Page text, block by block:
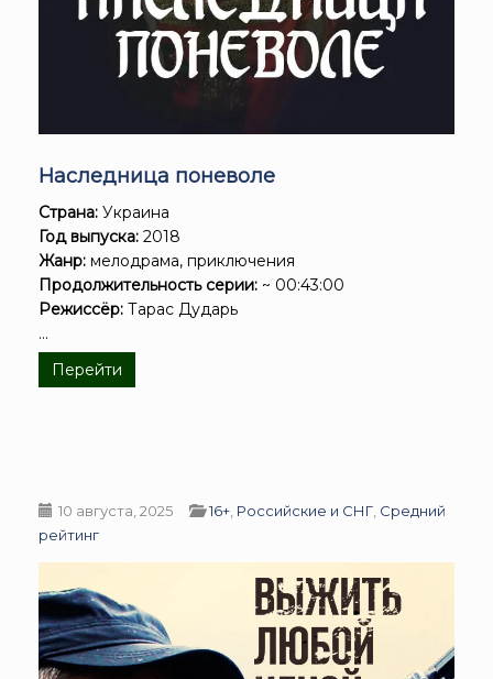
Наследница поневоле
Страна: Украина
Год выпуска: 2018
Жанр: мелодрама, приключения
Продолжительность серии: ~ 00:43:00
Режиссёр: Тарас Дударь
...
Перейти
10 августа, 2025 16+ Российские и СНГ Средний
рейтинг